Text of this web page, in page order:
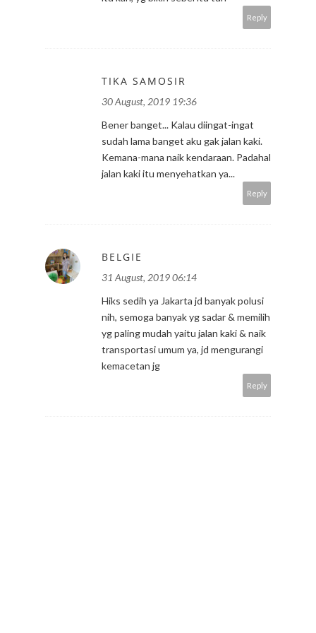
Reply
TIKA SAMOSIR
30 August, 2019 19:36
Bener banget... Kalau diingat-ingat
sudah lama banget aku gak jalan kaki.
Kemana-mana naik kendaraan. Padahal
jalan kaki itu menyehatkan ya...
Reply
BELGIE
31 August, 2019 06:14
Hiks sedih ya Jakarta jd banyak polusi
nih, semoga banyak yg sadar & memilih
yg paling mudah yaitu jalan kaki & naik
transportasi umum ya, jd mengurangi
kemacetan jg
Reply